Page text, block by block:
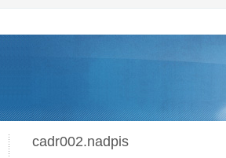
cadr002.nadpis